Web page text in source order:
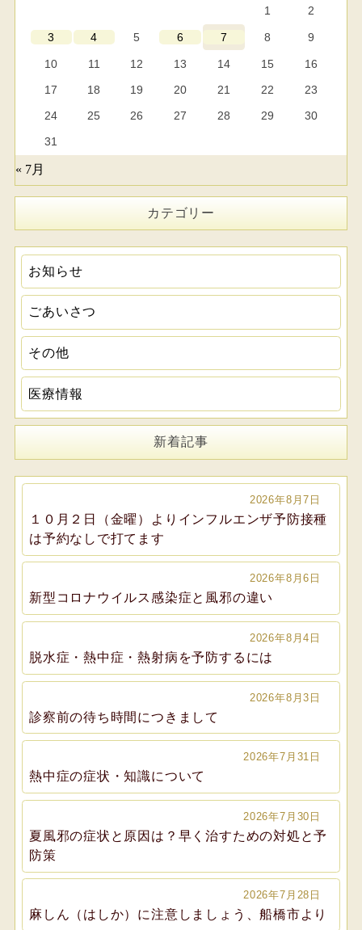
1 2
3 4 5 6 7 8 9
10 11 12 13 14 15
16
17
18 19 20 21 22
23
24
25 26 27 28 29
30
31
« 7月
カテゴリー
お知らせ
ごあいさつ
その他
医療情報
新着記事
2026年8月7日
１０月２日（金曜）よりインフルエンザ予防接種
は予約なしで打てます
2026年8月6日
新型コロナウイルス感染症と風邪の違い
2026年8月4日
脱水症・熱中症・熱射病を予防するには
2026年8月3日
診察前の待ち時間につきまして
2026年7月31日
熱中症の症状・知識について
2026年7月30日
夏風邪の症状と原因は？早く治すための対処と予
防策
2026年7月28日
麻しん（はしか）に注意しましょう、船橋市より